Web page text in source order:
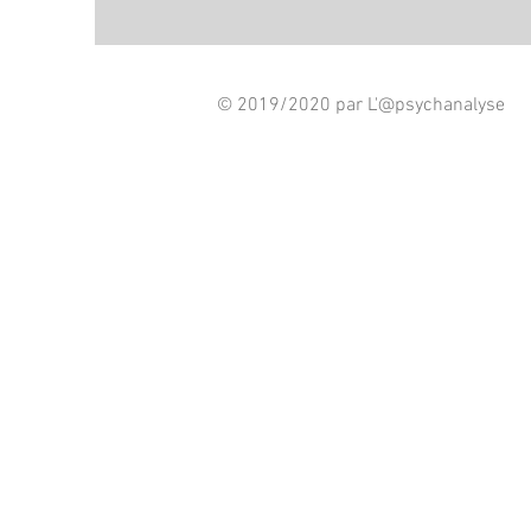
© 2019/2020 par L'@psychanalyse